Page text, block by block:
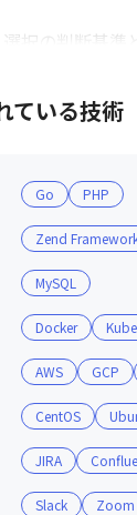
択の判断基
プリケーショ
境
とが可能です
ている技術
Go PHP
Zend
MySQL
Docker
AWS GCP
CentOS
JIRA
Slack Zoom